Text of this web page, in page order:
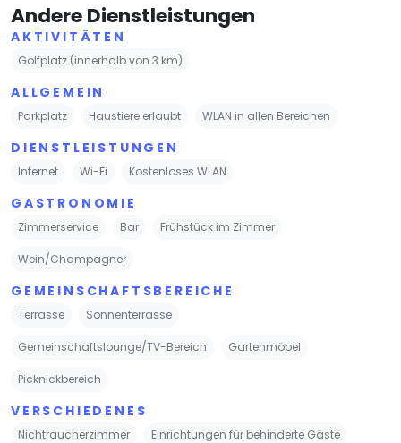
Andere Dienstleistungen
AKTIVITÄTEN
Golfplatz (innerhalb von 3 km)
ALLGEMEIN
Parkplatz Haustiere erlaubt WLAN in allen Bereichen
DIENSTLEISTUNGEN
Internet Wi-Fi Kostenloses WLAN
GASTRONOMIE
Zimmerservice Bar Frühstück im Zimmer
Wein/Champagner
GEMEINSCHAFTSBEREICHE
Terrasse Sonnenterrasse
Gemeinschaftslounge/TV-Bereich Gartenmöbel
Picknickbereich
VERSCHIEDENES
Nichtraucherzimmer Einrichtungen für behinderte Gäste